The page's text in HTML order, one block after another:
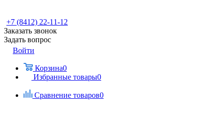
+7 (8412) 22-11-12
Заказать звонок
Задать вопрос
Войти
Корзина0
Избранные товары0
Сравнение товаров0